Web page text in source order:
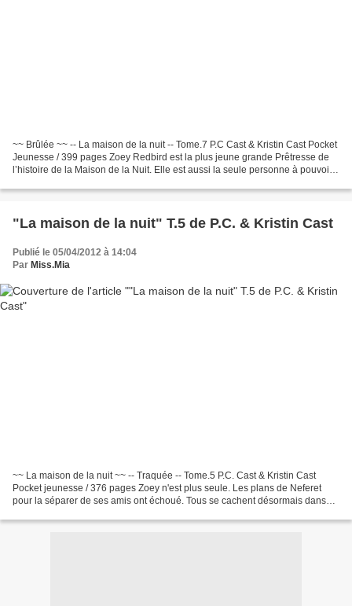
~~ Brûlée ~~ -- La maison de la nuit -- Tome.7 P.C Cast & Kristin Cast Pocket
Jeunesse / 399 pages Zoey Redbird est la plus jeune grande Prêtresse de
l’histoire de la Maison de la Nuit. Elle est aussi la seule personne à pouvoir
"La maison de la nuit" T.5 de P.C. & Kristin Cast
Publié le 05/04/2012 à 14:04
Par Miss.Mia
~~ La maison de la nuit ~~ -- Traquée -- Tome.5 P.C. Cast & Kristin Cast
Pocket jeunesse / 376 pages Zoey n'est plus seule. Les plans de Neferet
pour la séparer de ses amis ont échoué. Tous se cachent désormais dans